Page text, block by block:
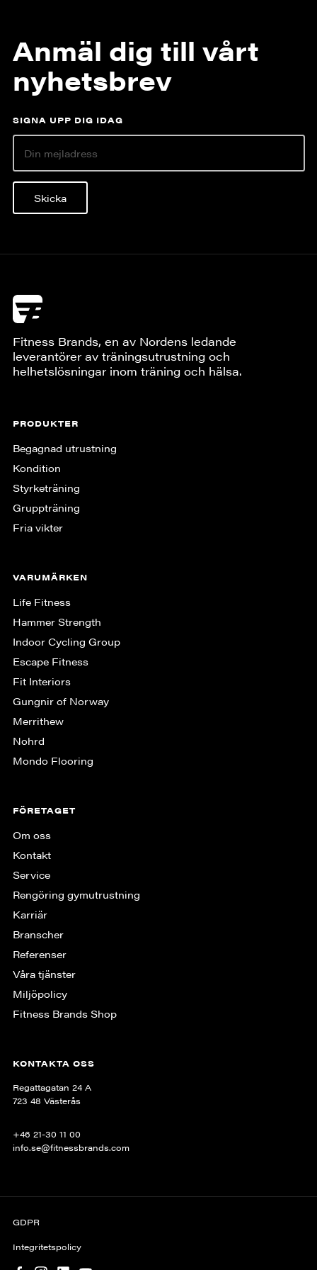
Anmäl dig till vårt
nyhetsbrev
SIGNA UPP DIG IDAG
Skicka
Fitness Brands, en av Nordens ledande
leverantörer av träningsutrustning och
helhetslösningar inom träning och hälsa.
PRODUKTER
Begagnad utrustning
Kondition
Styrketräning
Gruppträning
Fria vikter
VARUMÄRKEN
Life Fitness
Hammer Strength
Indoor Cycling Group
Escape Fitness
Fit Interiors
Gungnir of Norway
Merrithew
Nohrd
Mondo Flooring
FÖRETAGET
Om oss
Kontakt
Service
Rengöring gymutrustning
Karriär
Branscher
Referenser
Våra tjänster
Miljöpolicy
Fitness Brands Shop
KONTAKTA OSS
Regattagatan 24 A
723 48 Västerås
+46 21-30 11 00
info.se@fitnessbrands.com
GDPR
Integritetspolicy